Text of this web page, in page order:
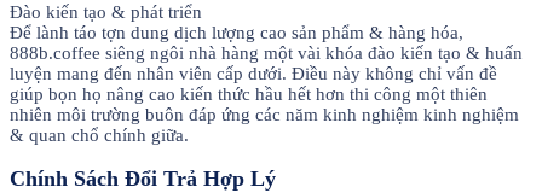
Đào kiến tạo & phát triển
Để lành táo tợn dung dịch lượng cao sản phẩm & hàng hóa,
888b.coffee siêng ngôi nhà hàng một vài khóa đào kiến tạo & huấn
luyện mang đến nhân viên cấp dưới. Điều này không chỉ vấn đề
giúp bọn họ nâng cao kiến thức hầu hết hơn thi công một thiên
nhiên môi trường buôn đáp ứng các năm kinh nghiệm kinh nghiệm
& quan chổ chính giữa.
Chính Sách Đổi Trả Hợp Lý